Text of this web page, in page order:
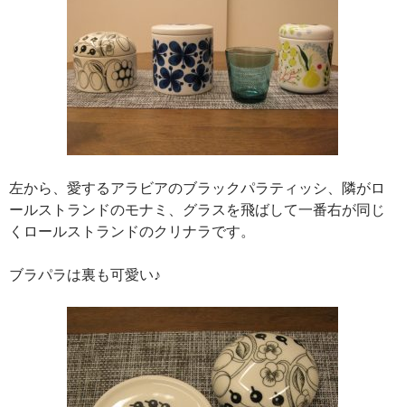
左から、愛するアラビアのブラックパラティッシ、隣がロ
ールストランドのモナミ、グラスを飛ばして一番右が同じ
くロールストランドのクリナラです。
ブラパラは裏も可愛い♪